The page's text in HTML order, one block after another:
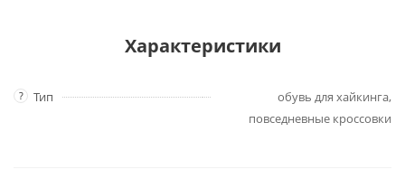
Характеристики
? Тип
обувь для хайкинга,
повседневные кроссовки